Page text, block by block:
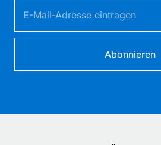
Abonnieren